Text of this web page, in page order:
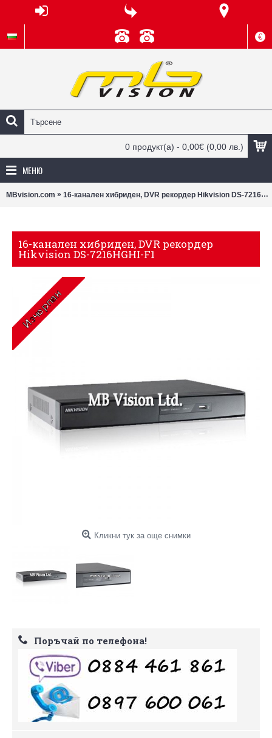
€
0 продукт(а) - 0,00€ (0,00 лв.)
МЕНЮ
MBvision.com » 16-канален хибриден, DVR рекордер Hikvision DS-7216HGHI-F1
16-канален хибриден, DVR рекордер
Hikvision DS-7216HGHI-F1
Кликни тук за още снимки
Поръчай по телефона!